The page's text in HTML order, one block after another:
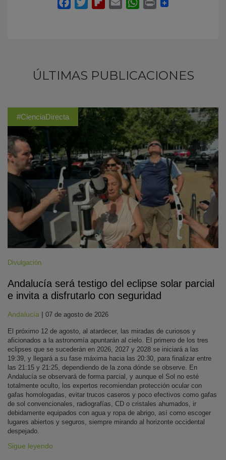
ÚLTIMAS PUBLICACIONES
#CienciaDirecta
Divulgación
Andalucía será testigo del eclipse solar parcial
e invita a disfrutarlo con seguridad
Andalucía | 07 de agosto de 2026
El próximo 12 de agosto, al atardecer, las miradas de curiosos y
aficionados a la astronomía apuntarán al cielo. El primero de los tres
eclipses que se sucederán en 2026, 2027 y 2028 se iniciará a las
19:39, y llegará a su fase máxima hacia las 20:30, para finalizar entre
las 21:15 y 21:25, dependiendo de la zona dónde se observe. En
Andalucía se observará de forma parcial, y aunque el Sol no esté
totalmente oculto, los expertos recomiendan protección ocular con
gafas homologadas, evitar trucos caseros y poco efectivos como gafas
de sol convencionales, radiografías, CD o cristales ahumados, ir
debidamente equipados con agua y ropa de abrigo, así como escoger
lugares abiertos y seguros, siempre mirando al horizonte occidental
despejado.
Sigue leyendo